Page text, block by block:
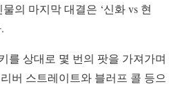
의 마지막 대결은 ‘신화 vs 현
를 상대로 몇 번의 팟을 가져가며
버 스트레이트와 블러프 콜 등으